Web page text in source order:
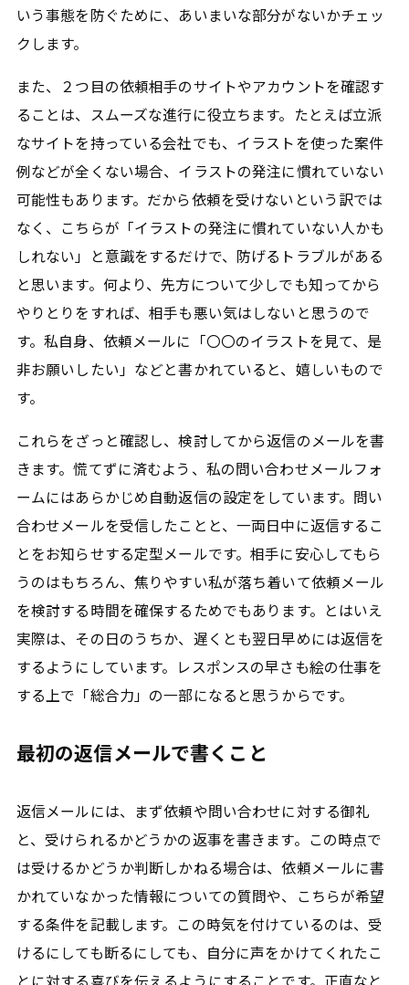
いう事態を防ぐために、あいまいな部分がないかチェッ
クします。
また、２つ目の依頼相手のサイトやアカウントを確認す
ることは、スムーズな進行に役立ちます。たとえば立派
なサイトを持っている会社でも、イラストを使った案件
例などが全くない場合、イラストの発注に慣れていない
可能性もあります。だから依頼を受けないという訳では
なく、こちらが「イラストの発注に慣れていない人かも
しれない」と意識をするだけで、防げるトラブルがある
と思います。何より、先方について少しでも知ってから
やりとりをすれば、相手も悪い気はしないと思うので
す。私自身、依頼メールに「〇〇のイラストを見て、是
非お願いしたい」などと書かれていると、嬉しいもので
す。
これらをざっと確認し、検討してから返信のメールを書
きます。慌てずに済むよう、私の問い合わせメールフォ
ームにはあらかじめ自動返信の設定をしています。問い
合わせメールを受信したことと、一両日中に返信するこ
とをお知らせする定型メールです。相手に安心してもら
うのはもちろん、焦りやすい私が落ち着いて依頼メール
を検討する時間を確保するためでもあります。とはいえ
実際は、その日のうちか、遅くとも翌日早めには返信を
するようにしています。レスポンスの早さも絵の仕事を
する上で「総合力」の一部になると思うからです。
最初の返信メールで書くこと
返信メールには、まず依頼や問い合わせに対する御礼
と、受けられるかどうかの返事を書きます。この時点で
は受けるかどうか判断しかねる場合は、依頼メールに書
かれていなかった情報についての質問や、こちらが希望
する条件を記載します。この時気を付けているのは、受
けるにしても断るにしても、自分に声をかけてくれたこ
とに対する喜びを伝えるようにすることです。正直なと